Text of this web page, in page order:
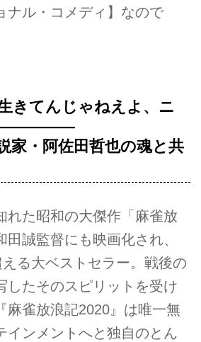
ナル・コメディ】なので
きてんじゃねえよ、ニ
—————
家・阿佐田哲也の魂と共
れた昭和の大傑作「麻雀放
誠監督にも映画化され、
る大ベストセラー。戦後の
したそのスピリットを受け
麻雀放浪記2020』は唯一無
インメントへと独自のとん